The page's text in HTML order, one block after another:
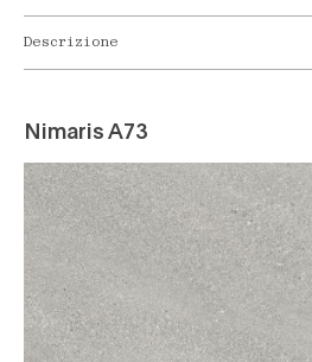
Descrizione
Nimaris A73